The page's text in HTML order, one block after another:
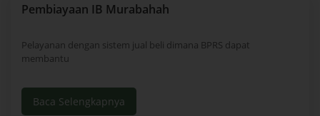
Pembiayaan IB Murabahah
Pelayanan dengan sistem jual beli dimana BPRS dapat
membantu
Baca Selengkapnya